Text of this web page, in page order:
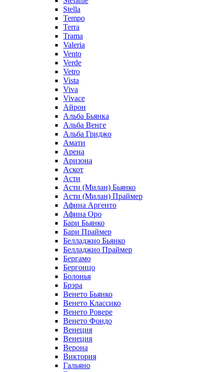
Stella
Tempo
Terra
Trama
Valeria
Vento
Verde
Vetro
Vista
Viva
Vivace
Айрон
Альба Бьянка
Альба Венге
Альба Гриджо
Амати
Арена
Аризона
Аскот
Асти
Асти (Милан) Бьянко
Асти (Милан) Праймер
Афина Аргенто
Афина Оро
Бари Бьянко
Бари Праймер
Белладжио Бьянко
Белладжио Праймер
Бергамо
Бергонцо
Болонья
Брэра
Венето Бьянко
Венето Классико
Венето Ровере
Венето Фондо
Венеция
Венеция
Верона
Виктория
Гальяно